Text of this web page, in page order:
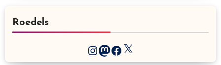
Roedels
Instagram
Mastodon
Facebook
X